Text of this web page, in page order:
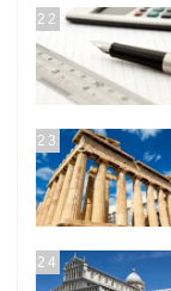
22
23
24